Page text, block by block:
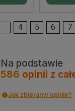
... 4 5 6 7
Na podstawie
586 opinii z
Jak zbieramy opinie?